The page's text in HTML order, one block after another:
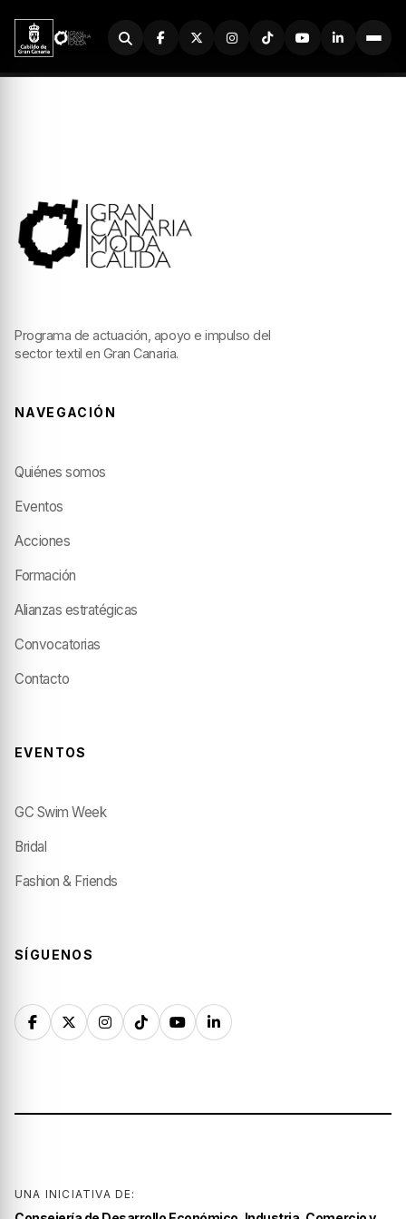
Buscador
Programa de actuación, apoyo e impulso del
sector textil en Gran Canaria.
NAVEGACIÓN
Quiénes somos
Eventos
Acciones
Formación
Alianzas estratégicas
Convocatorias
Contacto
EVENTOS
GC Swim Week
Bridal
Fashion & Friends
SÍGUENOS
UNA INICIATIVA DE: